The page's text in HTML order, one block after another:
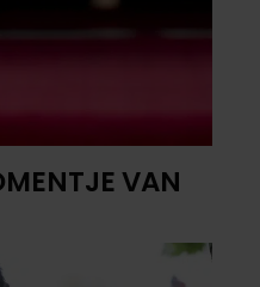
VAN